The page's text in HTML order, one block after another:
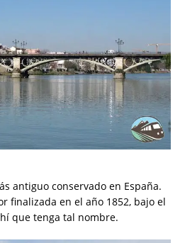
antiguo conservado en España.
finalizada en el año 1852, bajo el
que tenga tal nombre.